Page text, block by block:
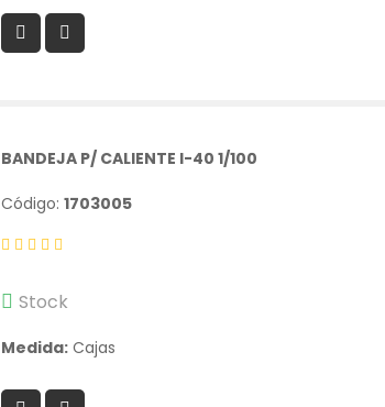
BANDEJA P/ CALIENTE I-40 1/100
Código: 1703005
Stock
Medida: Cajas